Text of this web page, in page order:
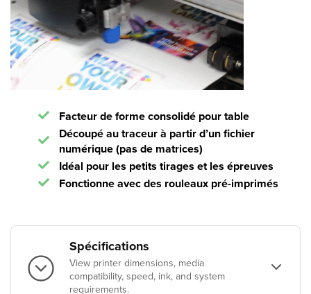
Facteur de forme consolidé pour table
Découpé au traceur à partir d’un fichier
numérique (pas de matrices)
Idéal pour les petits tirages et les épreuves
Fonctionne avec des rouleaux pré-imprimés
Spécifications
View printer dimensions, media
compatibility, speed, ink, and system
requirements.